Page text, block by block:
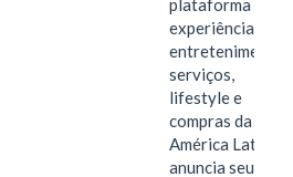
plataforma de
experiências,
entretenimento,
serviços,
lifestyle e
compras da
América Latina
anuncia seus